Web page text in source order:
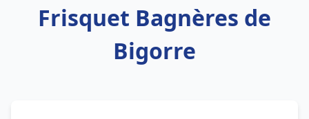
Frisquet Bagnères de
Bigorre